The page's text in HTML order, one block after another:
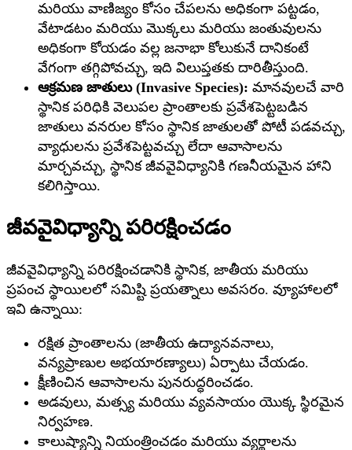
మరియు వాణిజ్యం కోసం చేపలను అధికంగా పట్టడం,
వేటాడటం మరియు మొక్కలు మరియు జంతువులను
అధికంగా కోయడం వల్ల జనాభా కోలుకునే దానికంటే
వేగంగా తగ్గిపోవచ్చు, ఇది విలుప్తతకు దారితీస్తుంది.
ఆక్రమణ జాతులు (Invasive Species): మానవులచే వారి
స్థానిక పరిధికి వెలుపల ప్రాంతాలకు ప్రవేశపెట్టబడిన
జాతులు వనరుల కోసం స్థానిక జాతులతో పోటీ పడవచ్చు,
వ్యాధులను ప్రవేశపెట్టవచ్చు లేదా ఆవాసాలను
మార్చవచ్చు, స్థానిక జీవవైవిధ్యానికి గణనీయమైన హాని
కలిగిస్తాయి.
జీవవైవిధ్యాన్ని పరిరక్షించడం
జీవవైవిధ్యాన్ని పరిరక్షించడానికి స్థానిక, జాతీయ మరియు
ప్రపంచ స్థాయిలలో సమిష్టి ప్రయత్నాలు అవసరం. వ్యూహాలలో
ఇవి ఉన్నాయి:
రక్షిత ప్రాంతాలను (జాతీయ ఉద్యానవనాలు,
వన్యప్రాణుల అభయారణ్యాలు) ఏర్పాటు చేయడం.
క్షీణించిన ఆవాసాలను పునరుద్ధరించడం.
అడవులు, మత్స్య మరియు వ్యవసాయం యొక్క స్థిరమైన
నిర్వహణ.
కాలుష్యాన్ని నియంత్రించడం మరియు వ్యర్థాలను